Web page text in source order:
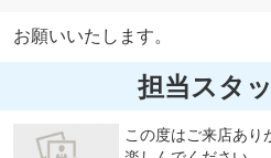
お願いいたします。
担当スタ
この度はご来店あり